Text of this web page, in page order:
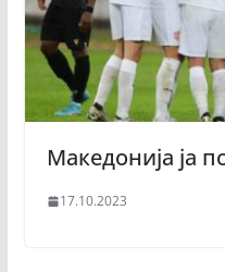
Македонија ја
17.10.2023